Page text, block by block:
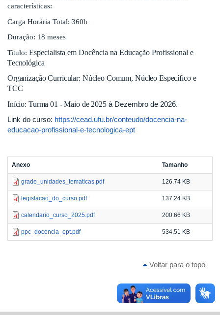
características:
Carga Horária Total: 360h
Duração: 18 meses
Titulo: Especialista em Docência na Educação Profissional e
Tecnológica
Organização Curricular: Núcleo Comum, Núcleo Específico e
TCC
Início: Turma 01 - Maio de 2025à Dezembro de 2026.
Link do curso: https://cead.ufu.br/conteudo/docencia-na-
educacao-profissional-e-tecnologica-ept
Anexo Tamanho
grade_unidades_tematicas.pdf 126.74 KB
legislacao_do_curso.pdf 137.24 KB
calendario_curso_2025.pdf 200.66 KB
ppc_docencia_ept.pdf 534.51 KB
Voltar para o topo